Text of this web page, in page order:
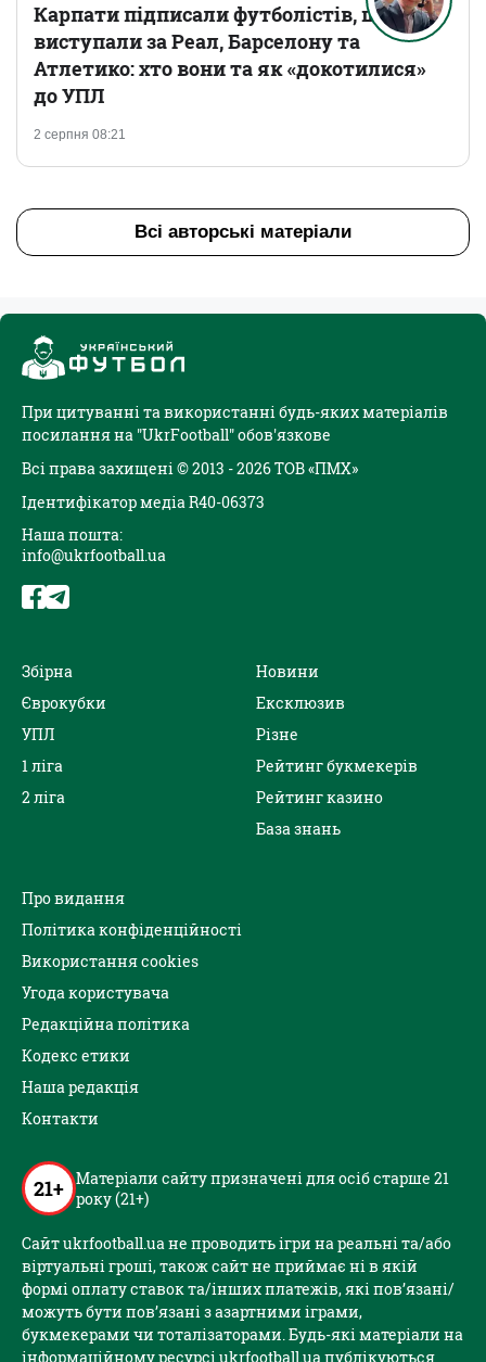
2 серпня 08:21
Карпати підписали футболістів, що
виступали за Реал, Барселону та
Атлетико: хто вони та як «докотилися»
до УПЛ
Всі авторські матеріали
При цитуванні та використанні будь-яких матеріалів
посилання на "UkrFootball" обов'язкове
Всі права захищені © 2013 - 2026 ТОВ «ПМХ»
Ідентифікатор медіа R40-06373
Наша пошта:
info@ukrfootball.ua
Збірна
Єврокубки
УПЛ
1 ліга
2 ліга
Новини
Ексклюзив
Різне
Рейтинг букмекерів
Рейтинг казино
База знань
Про видання
Політика конфіденційності
Використання cookies
Угода користувача
Редакційна політика
Кодекс етики
Наша редакція
Контакти
21+ Матеріали сайту призначені для осіб старше 21
року (21+)
Сайт ukrfootball.ua не проводить ігри на реальні та/або
віртуальні гроші, також сайт не приймає ні в якій
формі оплату ставок та/інших платежів, які пов’язані/
можуть бути пов’язані з азартними іграми,
букмекерами чи тоталізаторами. Будь-які матеріали на
інформаційному ресурсі ukrfootball.ua публікуються